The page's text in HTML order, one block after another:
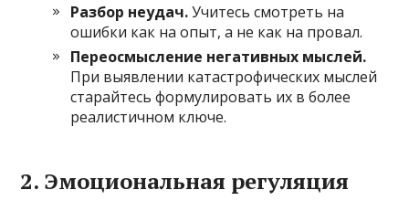
Разбор неудач.Учитесь смотреть на
ошибки как на опыт, а не как на провал.
Переосмысление негативных мыслей.
При выявлении катастрофических мыслей
старайтесь формулировать их в более
реалистичном ключе.
2. Эмоциональная регуляция